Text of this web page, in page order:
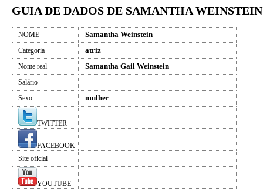
GUIA DE DADOS DE SAMANTHA WEINSTEIN
NOME Samantha Weinstein
Categoria atriz
Nome real Samantha Gail Weinstein
Salário
Sexo
mulher
TWITTER
FACEBOOK
Site oficial
YOUTUBE